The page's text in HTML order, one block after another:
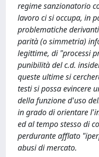
regime sanzionatorio
lavoro ci si occupa, in
problematiche
parità (o simmetria)
legittime, di "processi
punibilità del c.d.
queste ultime si
testi si possa evincere
della funzione d'uso
in grado di orientare
ed al tempo stesso di
perdurante afflato
abusi di mercato.